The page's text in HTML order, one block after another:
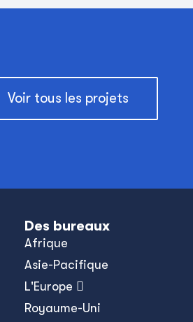
Voir tous les projets
Des bureaux
Afrique
Asie-Pacifique
L'Europe 
Royaume-Uni